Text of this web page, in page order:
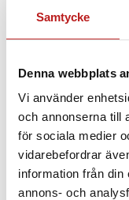
Samtycke
Denna webbplats
Vi använder
och annonserna till
för sociala medier
vidarebefordrar
information från din
annons- och
Inom
Mätning i
uppfödd fisk
Registrerar
av frukt och grönt
Eliminate cold
Rätt kylnivå -
Gorsehill Abbey